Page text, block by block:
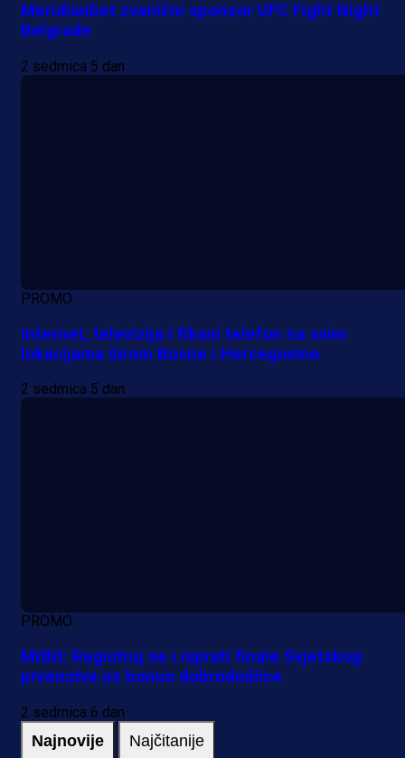
Meridianbet zvanični sponzor UFC Fight Night
Belgrade
2 sedmica 5 dan
PROMO
Internet, televizija i fiksni telefon na svim
lokacijama širom Bosne i Hercegovine
2 sedmica 5 dan
PROMO
MrBit: Registruj se i isprati finale Svjetskog
prvenstva uz bonus dobrodošlice
2 sedmica 6 dan
Najnovije Najčitanije